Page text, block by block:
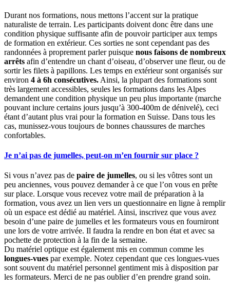
Durant nos formations, nous mettons l’accent sur la pratique
naturaliste de terrain. Les participants doivent donc être dans une
condition physique suffisante afin de pouvoir participer aux temps
de formation en extérieur. Ces sorties ne sont cependant pas des
randonnées à proprement parler puisque nous faisons de nombreux
arrêts afin d’entendre un chant d’oiseau, d’observer une fleur, ou de
sortir les filets à papillons. Les temps en extérieur sont organisés sur
environ 4 à 6h consécutives. Ainsi, la plupart des formations sont
très largement accessibles, seules les formations dans les Alpes
demandent une condition physique un peu plus importante (marche
pouvant inclure certains jours jusqu’à 300-400m de dénivelé), ceci
étant d’autant plus vrai pour la formation en Suisse. Dans tous les
cas, munissez-vous toujours de bonnes chaussures de marches
confortables.
Je n’ai pas de jumelles, peut-on m’en fournir sur place ?
Si vous n’avez pas de paire de jumelles, ou si les vôtres sont un
peu anciennes, vous pouvez demander à ce que l’on vous en prête
sur place. Lorsque vous recevez votre mail de préparation à la
formation, vous avez un lien vers un questionnaire en ligne à remplir
où un espace est dédié au matériel. Ainsi, inscrivez que vous avez
besoin d’une paire de jumelles et les formateurs vous en fourniront
une lors de votre arrivée. Il faudra la rendre en bon état et avec sa
pochette de protection à la fin de la semaine.
Du matériel optique est également mis en commun comme les
longues-vues par exemple. Notez cependant que ces longues-vues
sont souvent du matériel personnel gentiment mis à disposition par
les formateurs. Merci de ne pas oublier d’en prendre grand soin.